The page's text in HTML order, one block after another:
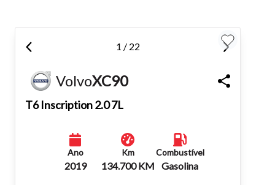
atalhos Ctrl+ (para aumentar) e Ctrl- (para diminuir) no seu
teclado.
Fechar
1 / 22
VolvoXC90
T6 Inscription 2.0 7L
Ano
2019
Km
134.700 KM
Combustível
Gasolina